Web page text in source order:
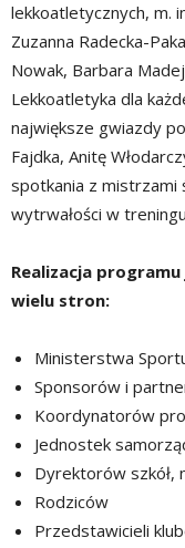
lekkoatletycznych, m.
Zuzanna Radecka-
Nowak, Barbara
Lekkoatletyka dla
największe gwiazdy
Fajdka, Anitę
spotkania z mistrzami
wytrwałości w
Realizacja
wielu stron:
Ministerstwa
Sponsorów i
Koordynatorów
Jednostek
Dyrektorów szkół,
Rodziców
Przedstawicieli